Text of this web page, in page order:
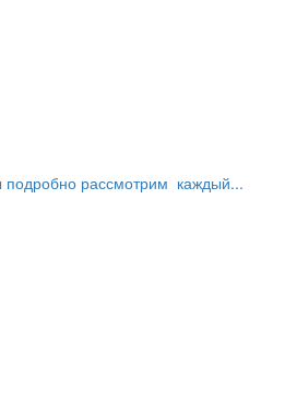
подробно рассмотрим каждый...